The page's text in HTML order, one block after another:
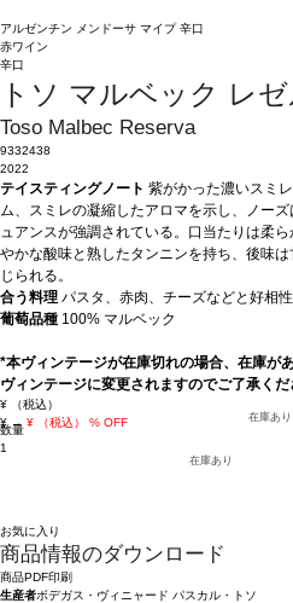
アルゼンチン
メンドーサ マイプ辛口
赤ワイン
辛口
トソ マルベック レ
Toso Malbec Reserva
9332438
2022
テイスティングノート 紫がかった濃いスミ
ム、スミレの凝縮したアロマを示し、ノー
ュアンスが強調されている。口当たりは柔
やかな酸味と熟したタンニンを持ち、後味
じられる。
合う料理 パスタ、赤肉、チーズなどと好相性
葡萄品種 100% マルベック
*本ヴィンテージが在庫切れの場合、在庫が
ヴィンテージに変更されますのでご了承くだ
¥
（税込）
¥ → ¥ （税込） % OFF 在庫あり
数量
1
在庫あり
お気に入り
商品情報のダウンロード
商品PDF印刷
生産者ボデガス・ヴィニャード パスカル・トソ